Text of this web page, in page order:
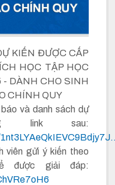
KIẾN ĐƯỢC CẤP
HỌC TẬP HỌC
- DÀNH CHO SINH
CHÍNH QUY
và danh sách dự
link sau:
viên gửi ý kiến theo
được giải đáp: